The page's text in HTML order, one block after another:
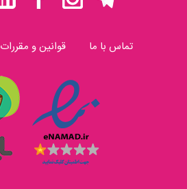
تماس با ما قوانین و مقررات